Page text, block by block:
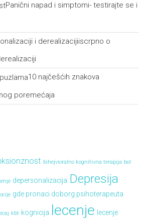
Panični napad i simptomi- testirajte se i
iscrpno o
10 najčešćih znakova
poremećaja
bihejvioralno kognitivna terapija bol
depersonalizacija Depresija
gde pronaci doborg psihoterapeuta
kbt kognicija lecenje lecenje